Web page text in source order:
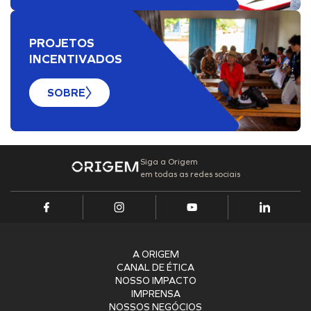
PROJETOS
INCENTIVADOS
SOBRE
Siga a Origem
em todas as redes sociais
A ORIGEM
CANAL DE ÉTICA
NOSSO IMPACTO
IMPRENSA
NOSSOS NEGÓCIOS